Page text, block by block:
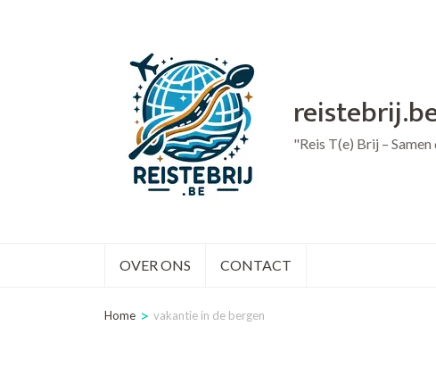
"Reis T(e) Brij –
OVER ONS CONTACT
Home > vakantie in de bergen